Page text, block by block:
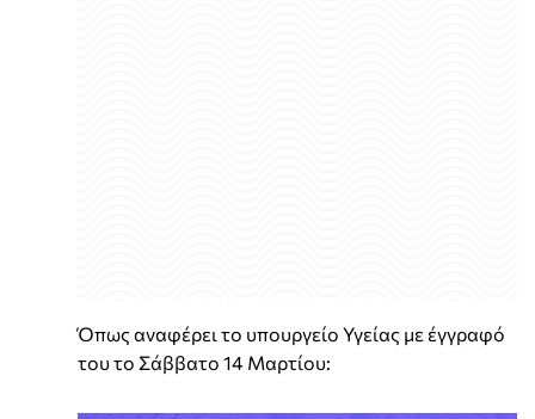
Όπως αναφέρει το υπουργείο Υγείας με έγγραφό
του το Σάββατο 14 Μαρτίου: